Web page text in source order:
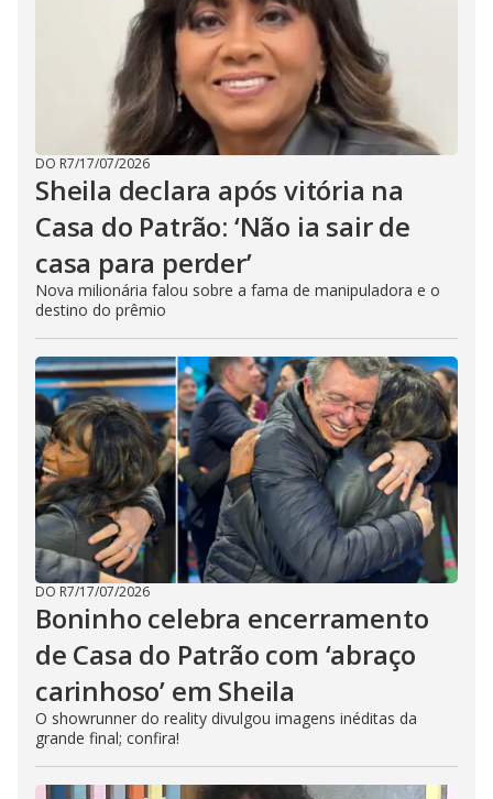
DO R7/17/07/2026
Sheila declara após vitória na
Casa do Patrão: ‘Não ia sair de
casa para perder’
Nova milionária falou sobre a fama de manipuladora e o
destino do prêmio
DO R7/17/07/2026
Boninho celebra encerramento
de Casa do Patrão com ‘abraço
carinhoso’ em Sheila
O showrunner do reality divulgou imagens inéditas da
grande final; confira!